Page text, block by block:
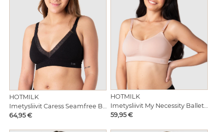
HOTMILK
Hinta
64,95 €
HOTMILK
Imetysliivit My Necessity Ballet Pink
Hinta
59,95 €